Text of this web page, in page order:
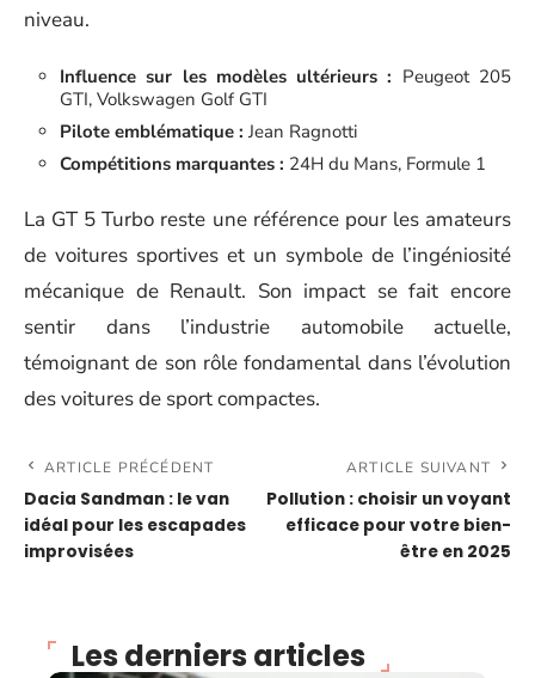
niveau.
Influence sur les modèles ultérieurs : Peugeot 205
GTI, Volkswagen Golf GTI
Pilote emblématique : Jean Ragnotti
Compétitions marquantes : 24H du Mans, Formule 1
La GT 5 Turbo reste une référence pour les amateurs
de voitures sportives et un symbole de l’ingéniosité
mécanique de Renault. Son impact se fait encore
sentir dans l’industrie automobile actuelle,
témoignant de son rôle fondamental dans l’évolution
des voitures de sport compactes.
ARTICLE PRÉCÉDENT
Dacia Sandman : le van
idéal pour les escapades
improvisées
ARTICLE SUIVANT
Pollution : choisir un voyant
efficace pour votre bien-
être en 2025
Les derniers articles